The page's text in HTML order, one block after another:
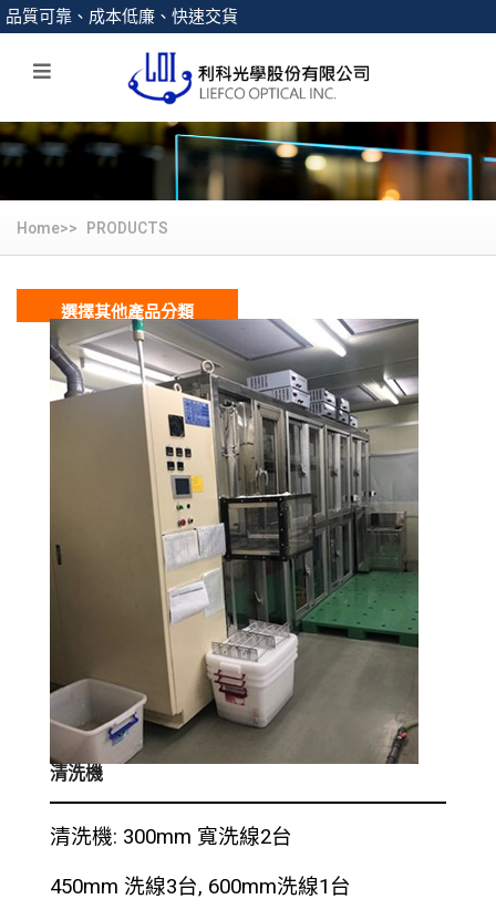
可靠、成本低廉、快速交貨
Home>> PRODUCTS
選擇其他產品分類
清洗機
清洗機: 300mm 寬洗線2台
450mm 洗線3台, 600mm洗線1台